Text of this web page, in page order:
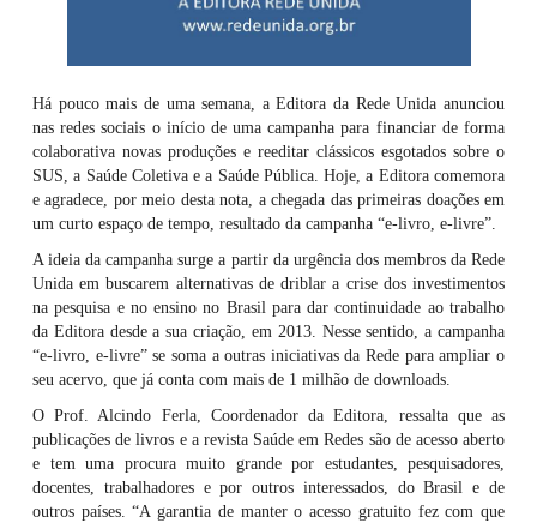
Há pouco mais de uma semana, a Editora da Rede Unida anunciou
nas redes sociais o início de uma campanha para financiar de forma
colaborativa novas produções e reeditar clássicos esgotados sobre o
SUS, a Saúde Coletiva e a Saúde Pública. Hoje, a Editora comemora
e agradece, por meio desta nota, a chegada das primeiras doações em
um curto espaço de tempo, resultado da campanha “e-livro, e-livre”.
A ideia da campanha surge a partir da urgência dos membros da Rede
Unida em buscarem alternativas de driblar a crise dos investimentos
na pesquisa e no ensino no Brasil para dar continuidade ao trabalho
da Editora desde a sua criação, em 2013. Nesse sentido, a campanha
“e-livro, e-livre” se soma a outras iniciativas da Rede para ampliar o
seu acervo, que já conta com mais de 1 milhão de downloads.
O Prof. Alcindo Ferla, Coordenador da Editora, ressalta que as
publicações de livros e a revista Saúde em Redes são de acesso aberto
e tem uma procura muito grande por estudantes, pesquisadores,
docentes, trabalhadores e por outros interessados, do Brasil e de
outros países. “A garantia de manter o acesso gratuito fez com que